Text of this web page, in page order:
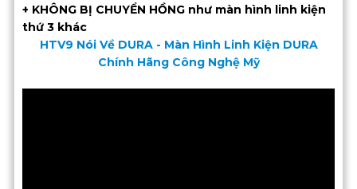
+ KHÔNG BỊ CHUYỂN HỒNG như màn hình linh kiện
thứ 3 khác
HTV9 Nói Về DURA - Màn Hình Linh Kiện DURA
Chính Hãng Công Nghệ Mỹ